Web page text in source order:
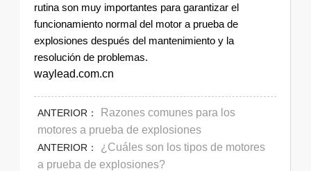
rutina son muy importantes para garantizar el
funcionamiento normal del motor a prueba de
explosiones después del mantenimiento y la
resolución de problemas.
waylead.com.cn
ANTERIOR：
Razones comunes para los
motores a prueba de explosiones
ANTERIOR：
¿Cuáles son los tipos de motores
a prueba de explosiones?